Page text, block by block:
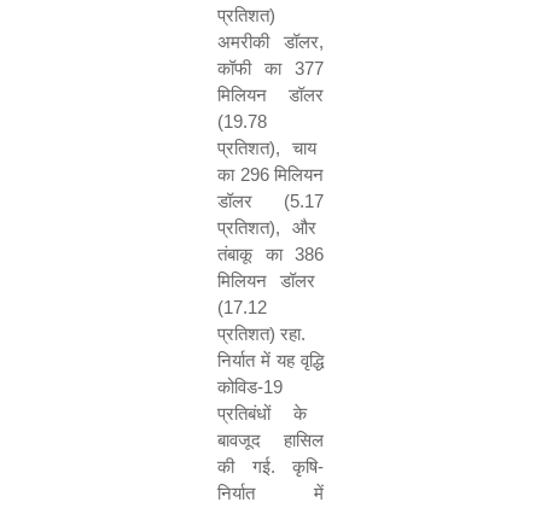
प्रतिशत)
अमरीकी डॉलर,
कॉफी का 377
मिलियन डॉलर
(19.78
प्रतिशत), चाय
का 296मिलियन
डॉलर (5.17
प्रतिशत), और
तंबाकू का 386
मिलियन डॉलर
(17.12
प्रतिशत) रहा.
निर्यात में यह वृद्धि
कोविड-19
प्रतिबंधों के
बावजूद हासिल
की गई. कृषि-
निर्यात में